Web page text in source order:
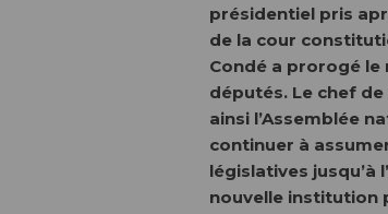
présidentiel pris
de la cour
Condé a prorogé le
députés. Le chef
ainsi l’Assemblée
continuer à
législatives jusqu’à
nouvelle institution